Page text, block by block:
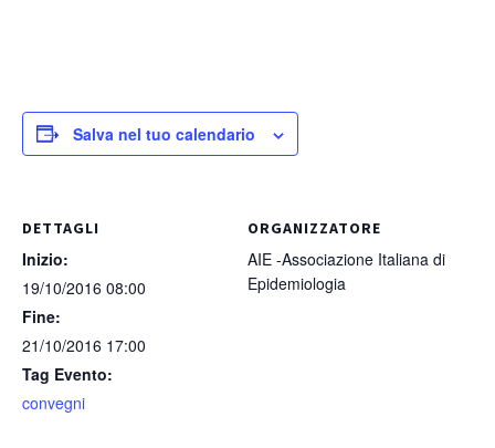
Salva nel tuo calendario
DETTAGLI
Inizio:
19/10/2016 08:00
Fine:
21/10/2016 17:00
Tag Evento:
convegni
ORGANIZZATORE
AIE -Associazione Italiana di
Epidemiologia